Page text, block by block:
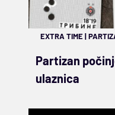
EXTRA TIME|
Partizan
ulaznica